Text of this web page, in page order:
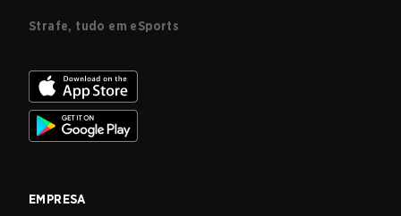
Strafe, tudo em eSports
EMPRESA